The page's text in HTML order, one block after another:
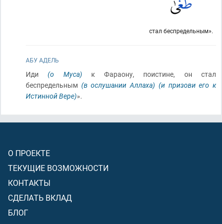
стал беспредельным».
АБУ АДЕЛЬ
Иди(о Муса) к Фараону, поистине, он стал
беспредельным (в ослушании Аллаха) (и призови его к
Истинной Вере)».
О ПРОЕКТЕ
ТЕКУЩИЕ ВОЗМОЖНОСТИ
КОНТАКТЫ
СДЕЛАТЬ ВКЛАД
БЛОГ